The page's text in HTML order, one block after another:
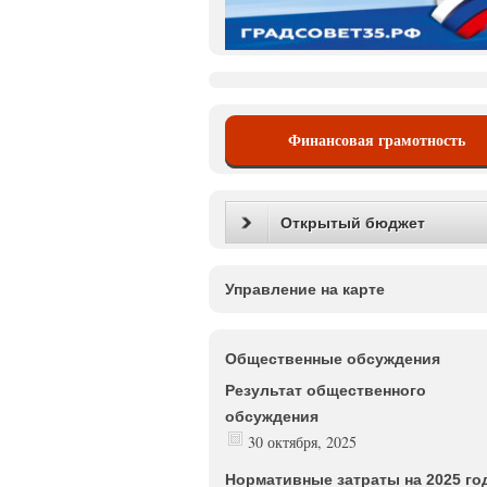
Финансовая грамотность
Открытый бюджет
Управление на карте
Общественные обсуждения
Результат общественного
обсуждения
30 октября, 2025
Нормативные затраты на 2025